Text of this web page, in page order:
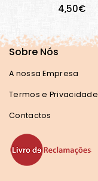
4,50€
Sobre Nós
A nossa Empresa
Termos e Privacidade
Contactos